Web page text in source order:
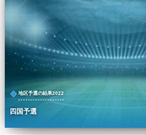
地区予選の結果2022
四国予選